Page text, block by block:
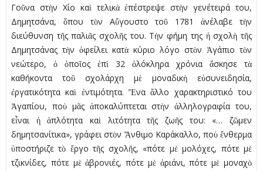
Γοῦνα στὴν Χίο καὶ τελικὰ ἐπέστρεψε στὴν γενέτειρά του,
Δηµητσάνα, ὅπου τὸν Αὔγουστο τοῦ 1781 ἀνέλαβε τὴν
διεύθυνση τῆς παλιᾶς σχολῆς του. Τὴν φήµη της ἡ σχολὴ τῆς
Δηµητσάνας τὴν ὀφείλει κατὰ κύριο λόγο στὸν Ἀγάπιο τὸν
νεώτερο, ὁ ὁποῖος ἐπὶ 32 ὁλόκληρα χρόνια ἄσκησε τὰ
καθήκοντα τοῦ σχολάρχη µὲ µοναδικὴ εὐσυνειδησία,
ἐργατικότητα καὶ ἐντιµότητα. Ἕνα ἄλλο χαρακτηριστικό του
Ἀγαπίου, ποὺ µᾶς ἀποκαλύπτεται στὴν ἀλληλογραφία του,
εἶναι ἡ ἁπλότητα καὶ λιτότητα τῆς ζωῆς του: «… ζῶµεν
δηµητσανίτικα», γράφει στὸν Ἄνθιµο Καράκαλλο, ποὺ ἔνθερµα
ὑποστήριζε τὸ ἔργο τῆς σχολῆς, «πότε µὲ µολόχες, πότε µὲ
τζικνίδες, πότε µὲ ἁβρονιές, πότε µὲ ἀριάνι, πότε µὲ µοναχὸ